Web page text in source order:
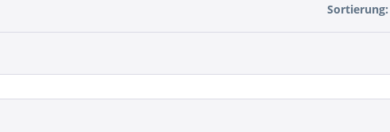
Sortierung: